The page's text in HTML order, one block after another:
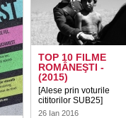
TOP 10 FILME
ROMÂNEŞTI -
(2015)
[Alese prin voturile
cititorilor SUB25]
26 Ian 2016